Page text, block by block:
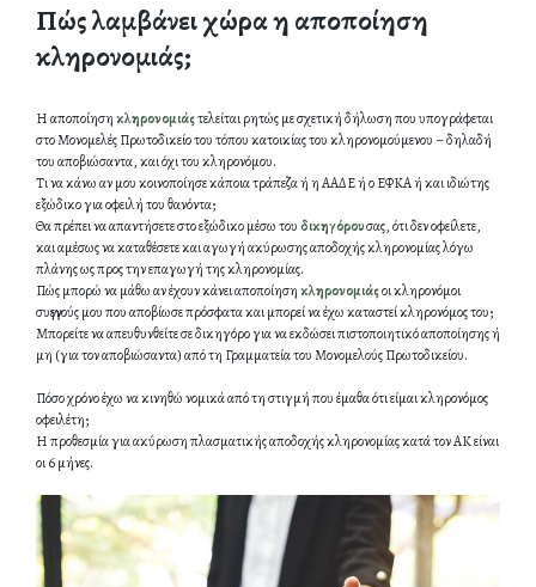
Πώς λαμβάνει χώρα η αποποίηση
κληρονομιάς;
Η αποποίησηκληρονομιάςτελείται ρητώς με σχετική δήλωση που υπογράφεται
στο Μονομελές Πρωτοδικείο του τόπου κατοικίας του κληρονομούμενου – δηλαδή
του αποβιώσαντα, και όχι του κληρονόμου.
Τι να κάνω αν μου κοινοποίησε κάποια τράπεζα ή η ΑΑΔΕ ή ο ΕΦΚΑ ή και ιδιώτης
εξώδικο για οφειλή του θανόντα;
Θα πρέπει να απαντήσετε στο εξώδικο μέσω του δικηγόρουσας, ότι δεν οφείλετε,
και αμέσως να καταθέσετε και αγωγή ακύρωσης αποδοχής κληρονομίας λόγω
πλάνης ως προς την επαγωγή της κληρονομίας.
Πώς μπορώ να μάθω αν έχουν κάνει αποποίησηκληρονομιάςοι κληρονόμοι
συγγενούς μου που αποβίωσε πρόσφατα και μπορεί να έχω καταστεί κληρονόμος του;
Μπορείτε να απευθυνθείτε σε δικηγόρο για να εκδώσει πιστοποιητικό αποποίησης ή
μη (για τον αποβιώσαντα) από τη Γραμματεία του Μονομελούς Πρωτοδικείου.
Πόσο χρόνο έχω να κινηθώ νομικά από τη στιγμή που έμαθα ότι είμαι κληρονόμος
οφειλέτη;
Η προθεσμία για ακύρωση πλασματικής αποδοχής κληρονομίας κατά τον ΑΚ είναι
οι 6 μήνες.